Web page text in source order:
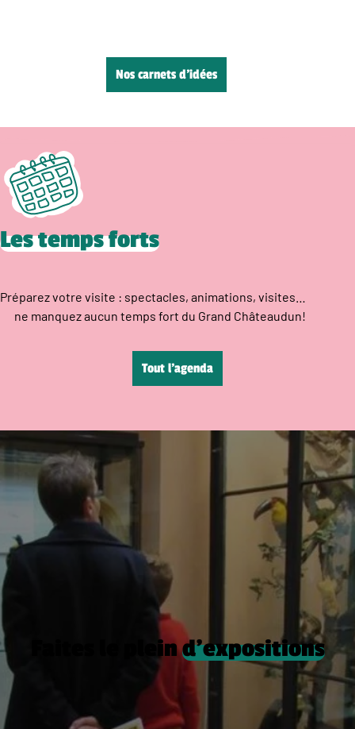
Nos carnets d’idées
Les temps forts
Préparez votre visite : spectacles, animations, visites…
ne manquez aucun temps fort du Grand Châteaudun!
Tout l’agenda
Faites le pleind’expositions